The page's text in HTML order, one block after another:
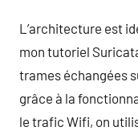
L’architecture est
mon tutoriel
trames échangées
grâce à la
le trafic Wifi, on